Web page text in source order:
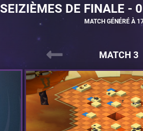
SEIZIÈMES DE FINALE
MATCH GÉNÉRÉ À
MATCH 3